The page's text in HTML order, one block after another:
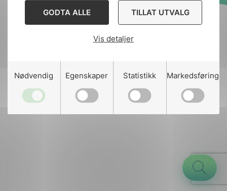
GODTA ALLE TILLAT UTVALG
Vis detaljer
Nødvendig Egenskaper Statistikk Markedsføring
Designed and developed
Stem Agency